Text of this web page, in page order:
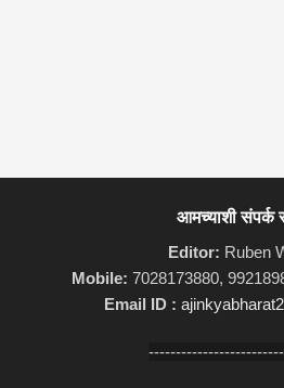
आमच्याशी संपर्क
Editor: Ruben
Mobile: 7028173880,
Email ID :